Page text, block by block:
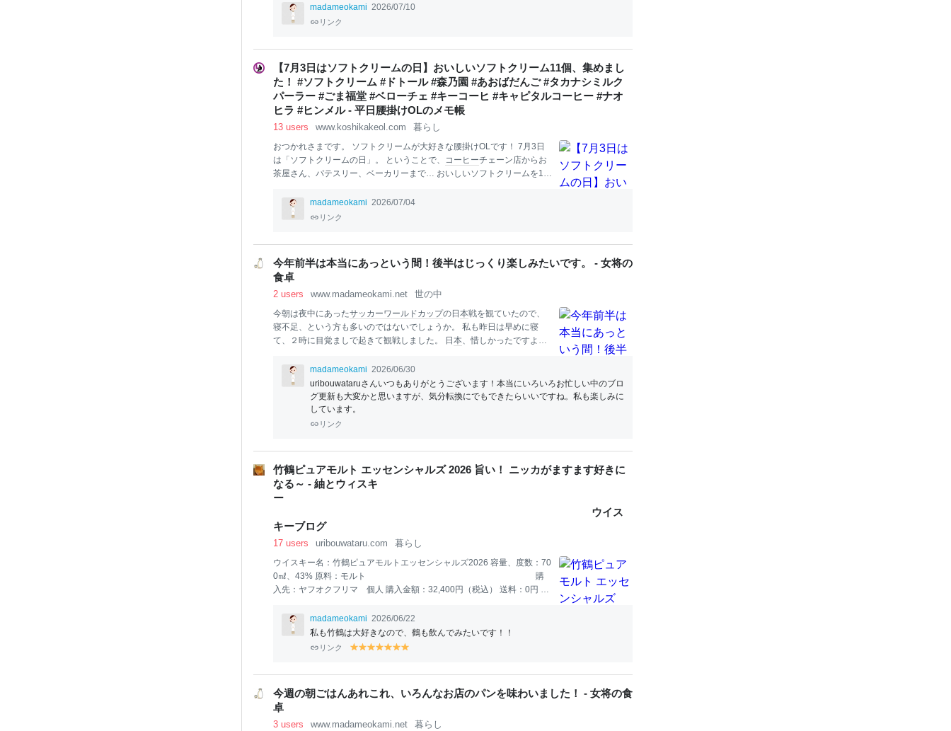
て、パンやクラッカーにのせて食べるおつまみのこと( •̀ .̫ •́ )✧ 今回の
は炒めて混ぜるだけなのに、驚くほど
す(´艸｀)* こんな方におすすめ • おうちビストロ気分を味わいたい方 • ワ
インに合うおつまみを探している方 • 作り置きできるパーティーレシピ が
欲しい方 • コンビーフやマッシュルーム
madameokami 2026/07/10
リンク
【7月3日はソフトクリームの日】おいしいソフトクリーム11個、集めまし
た！ #ソフトクリーム #ドトール #森乃園 #あおばだんご #タカナシミルク
パーラー #ごま福堂 #ベローチェ #キーコーヒ #キャピタルコーヒー #ナオ
ヒラ #ヒンメル - 平日腰掛けOLのメモ帳
13 users www.koshikakeol.com 暮らし
おつかれさまです。 ソフトクリームが大好きな腰掛けOLです！ 7月3日
は「ソフトクリームの日」。 ということで、 コーヒーチェーン店からお
茶屋さん、パテスリー、ベーカリーまで… おいしいソフトクリームを11
「森乃園」 しっかりずんだ味「あおばだんご
え感「ごま福堂 」 コーンがうまい「CAFE VELOCE」 圧倒的に濃厚「K
ンプルイズベストな「Doutor Coffee 」 良い意味でなんの癖も特徴もない
シンプルイズベストなソフトクリ
madameokami 2026/07/04
リンク
今年前半は本当にあっという間！後半はじっくり楽しみたいです。 - 女将の
食卓
2 users www.madameokami.net 世の中
今朝は夜中にあったサッカーワールドカップの日 本戦を観ていたので、
寝不足、という方も多いのではないでしょうか。 私も昨日は早めに寝
て、２時に目覚ましで起きて観戦しました。 日 本、惜しかったですよ
した。 そんな今日ですが、今日でもう今年半分が終わりなんですね。
当にあっという間でした。 今年前半は 本当にあっという間！後半はじっ
くり楽しみたいです。 前半を振り返って引越しと片付け 来客 後半に向
けて 家事も楽しんで 自分の時間 今年前半は
じっくり楽しみたいです。 前半を振り返って
ら
madameokami 2026/06/30
uribouwataruさんいつもありがとうございます！本当にいろいろお忙しい中のブロ
グ更新も大変かと思いますが、気分転換にでもできたらいいですね。私も楽しみに
しています。
リンク
竹鶴ピュアモルト エッセンシャルズ 2026 旨い！ ニッカがますます好きに
なる～ - 紬とウィスキ
ー
ウイス
キーブログ
17 users uribouwataru.com 暮らし
ウイスキー名：竹鶴ピュアモルトエッセンシャルズ2026 容量、度数：70
0㎖、43% 原料：モルト 購
入先：ヤフオクフリマ 個人 購入金額：32,400円（税込） 送料：0円 ⇒
シャルズ 2026」をご紹介いたします。落ち着きがあり、かつ威厳を感じ
るラベルが作り手の気合を感じます。 今日はまず、竹鶴ピュアモルト エ
ッセンシャルズ 2026を飲み、次に普通の竹鶴のピュアモルトや先般蒸留
す。 それでは飲んでみましょう～ ＜色合い＞ ・きれいな琥珀色 ・竹鶴
の現行ボトルよりやや濃い感じがします ＜香り＞
madameokami 2026/06/22
私も竹鶴は大好きなので、鶴も飲んでみたいです！！
リンク
y
lo
w
y
lo
w
y
lo
w
y
lo
w
y
lo
y
lolo
w
今週の朝ごはんあれこれ、いろんなお店のパンを味わいました！ - 女将の食
卓
3 users www.madameokami.net 暮らし